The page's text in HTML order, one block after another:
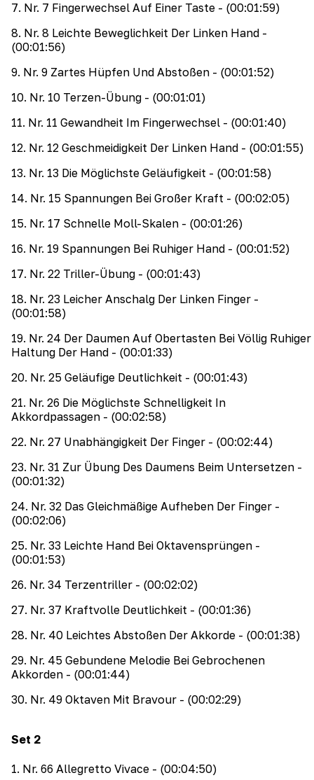
7. Nr. 7 Fingerwechsel Auf Einer Taste - (00:01:59)
8. Nr. 8 Leichte Beweglichkeit Der Linken Hand -
(00:01:56)
9. Nr. 9 Zartes Hüpfen Und Abstoßen - (00:01:52)
10. Nr. 10 Terzen-Übung - (00:01:01)
11. Nr. 11 Gewandheit Im Fingerwechsel - (00:01:40)
12. Nr. 12 Geschmeidigkeit Der Linken Hand - (00:01:55)
13. Nr. 13 Die Möglichste Geläufigkeit - (00:01:58)
14. Nr. 15 Spannungen Bei Großer Kraft - (00:02:05)
15. Nr. 17 Schnelle Moll-Skalen - (00:01:26)
16. Nr. 19 Spannungen Bei Ruhiger Hand - (00:01:52)
17. Nr. 22 Triller-Übung - (00:01:43)
18. Nr. 23 Leicher Anschalg Der Linken Finger -
(00:01:58)
19. Nr. 24 Der Daumen Auf Obertasten Bei Völlig Ruhiger
Haltung Der Hand - (00:01:33)
20. Nr. 25 Geläufige Deutlichkeit - (00:01:43)
21. Nr. 26 Die Möglichste Schnelligkeit In
Akkordpassagen - (00:02:58)
22. Nr. 27 Unabhängigkeit Der Finger - (00:02:44)
23. Nr. 31 Zur Übung Des Daumens Beim Untersetzen -
(00:01:32)
24. Nr. 32 Das Gleichmäßige Aufheben Der Finger -
(00:02:06)
25. Nr. 33 Leichte Hand Bei Oktavensprüngen -
(00:01:53)
26. Nr. 34 Terzentriller - (00:02:02)
27. Nr. 37 Kraftvolle Deutlichkeit - (00:01:36)
28. Nr. 40 Leichtes Abstoßen Der Akkorde - (00:01:38)
29. Nr. 45 Gebundene Melodie Bei Gebrochenen
Akkorden - (00:01:44)
30. Nr. 49 Oktaven Mit Bravour - (00:02:29)
Set 2
1. Nr. 66 Allegretto Vivace - (00:04:50)